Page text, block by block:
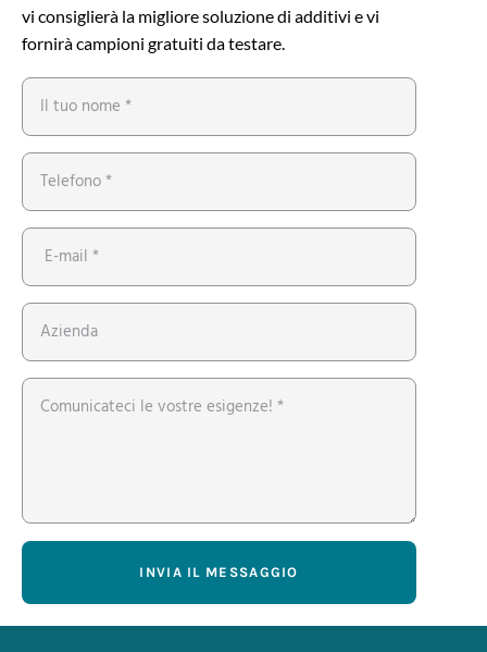
vi consiglierà la migliore soluzione di additivi e vi
fornirà campioni gratuiti da testare.
INVIA IL MESSAGGIO